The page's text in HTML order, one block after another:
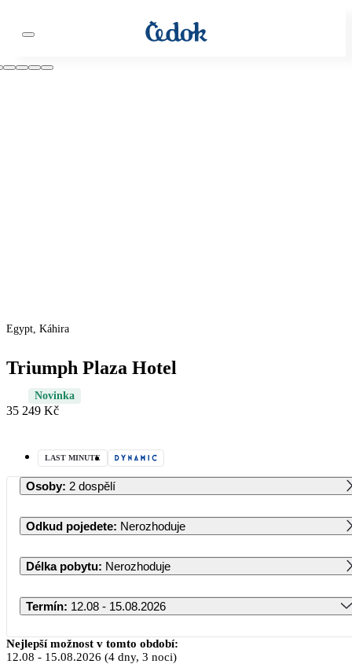
Egypt, Káhira
Triumph Plaza Hotel
Novinka
35 249 Kč
LAST MINUTE
Osoby: 2 dospělí
Odkud pojedete: Nerozhoduje
Délka pobytu: Nerozhoduje
Termín: 12.08 - 15.08.2026
Srpen 2026
Nejlepší možnost v tomto období:
12.08 - 15.08.2026 (4 dny, 3 noci)